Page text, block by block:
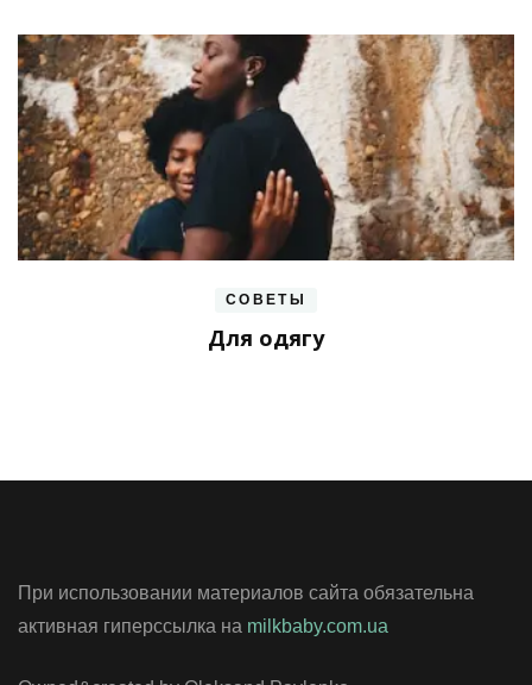
СОВЕТЫ
Для одягу
При использовании материалов сайта обязательна
активная гиперссылка на milkbaby.com.ua